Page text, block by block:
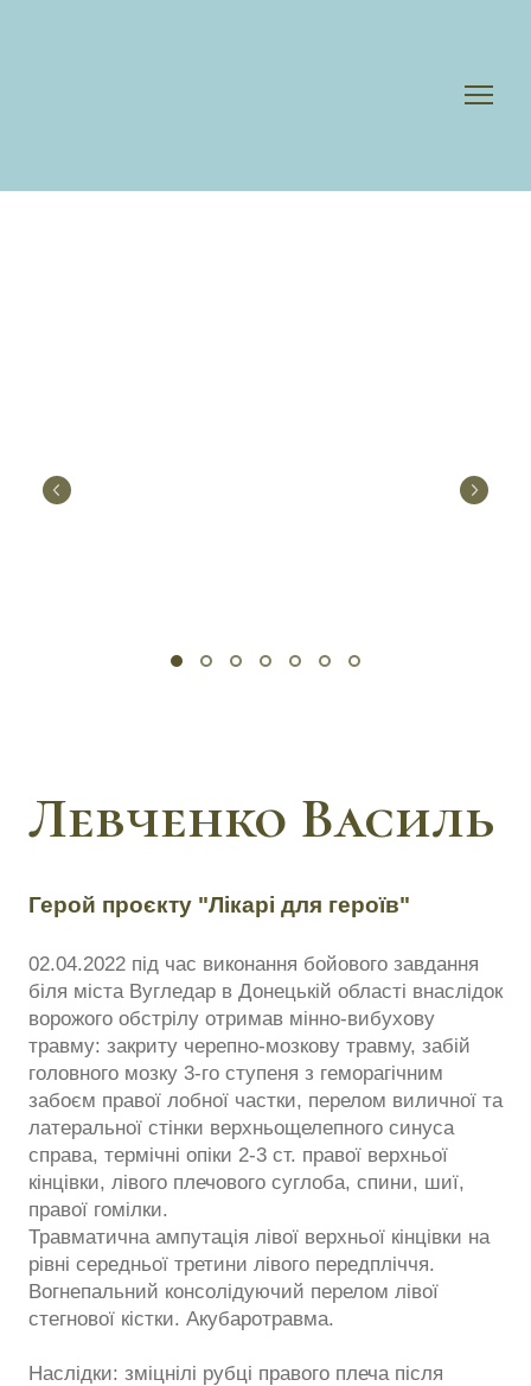
Левченко Василь
Герой проєкту "Лікарі для героїв"
02.04.2022 під час виконання бойового завдання
біля міста Вугледар в Донецькій області внаслідок
ворожого обстрілу отримав мінно-вибухову
травму: закриту черепно-мозкову травму, забій
головного мозку 3-го ступеня з геморагічним
забоєм правої лобної частки, перелом виличної та
латеральної стінки верхньощелепного синуса
справа, термічні опіки 2-3 ст. правої верхньої
кінцівки, лівого плечового суглоба, спини, шиї,
правої гомілки.
Травматична ампутація лівої верхньої кінцівки на
рівні середньої третини лівого передпліччя.
Вогнепальний консолідуючий перелом лівої
стегнової кістки. Акубаротравма.
Наслідки: зміцнілі рубці правого плеча після